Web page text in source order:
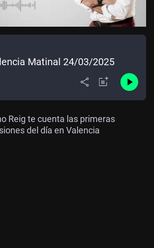
Matinal 24/03/2025
Reig te cuenta las primeras
del día en Valencia